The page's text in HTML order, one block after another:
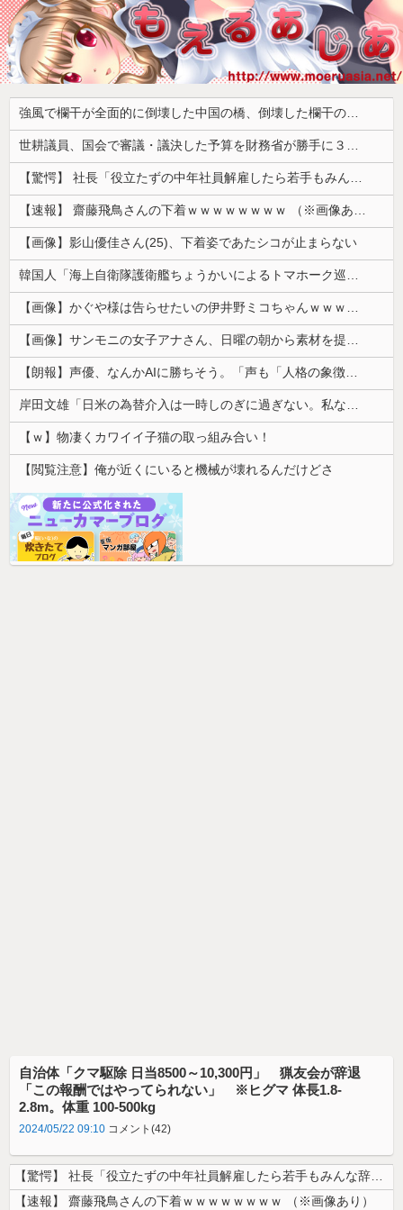
強風で欄干が全面的に倒壊した中国の橋、倒壊した欄干の破片を調べると凄まじい事実が発覚して……
世耕議員、国会で審議・議決した予算を財務省が勝手に３兆円動かしていると指摘・問題視
【驚愕】 社長「役立たずの中年社員解雇したら若手もみんな辞めてしまった…」
【速報】 齋藤飛鳥さんの下着ｗｗｗｗｗｗｗｗ （※画像あり）
【画像】影山優佳さん(25)、下着姿であたシコが止まらない
韓国人「海上自衛隊護衛艦ちょうかいによるトマホーク巡航ミサイルの実射試験に韓国人が衝撃！」→「着々と進む最新鋭の防衛装備‥」
【画像】かぐや様は告らせたいの伊井野ミコちゃんｗｗｗｗｗ
【画像】サンモニの女子アナさん、日曜の朝から素材を提供してしまう
【朗報】声優、なんかAIに勝ちそう。「声も「人格の象徴」明記、法務省」
岸田文雄「日米の為替介入は一時しのぎに過ぎない。私なら円を強くすることが出来る」
【ｗ】物凄くカワイイ子猫の取っ組み合い！
【閲覧注意】俺が近くにいると機械が壊れるんだけどさ
自治体「クマ駆除 日当8500～10,300円」 猟友会が辞退
「この報酬ではやってられない」 ※ヒグマ 体長1.8-
2.8m。体重 100-500kg
2024/05/22 09:10 コメント(42)
【驚愕】 社長「役立たずの中年社員解雇したら若手もみんな辞めてしまった...
【速報】 齋藤飛鳥さんの下着ｗｗｗｗｗｗｗｗ （※画像あり）